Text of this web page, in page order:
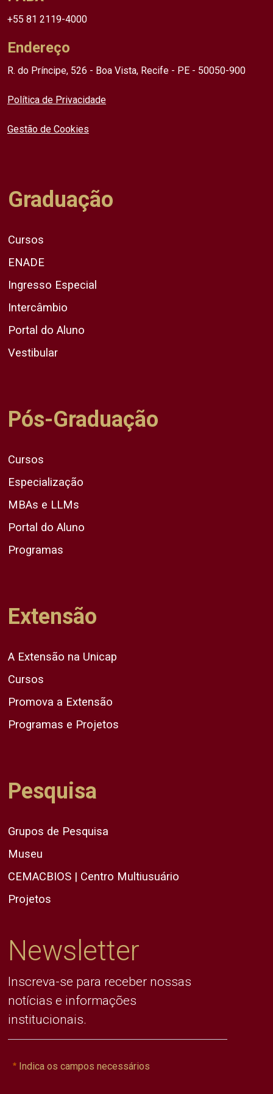
+55 81 2119-4000
Endereço
R. do Príncipe, 526 - Boa Vista, Recife - PE - 50050-900
Política de Privacidade
Gestão de Cookies
Graduação
Cursos
ENADE
Ingresso Especial
Intercâmbio
Portal do Aluno
Vestibular
Pós-Graduação
Cursos
Especialização
MBAs e LLMs
Portal do Aluno
Programas
Extensão
A Extensão na Unicap
Cursos
Promova a Extensão
Programas e Projetos
Pesquisa
Grupos de Pesquisa
Museu
CEMACBIOS | Centro Multiusuário
Projetos
Newsletter
Inscreva-se para receber nossas
notícias e informações
institucionais.
Indica os campos necessários